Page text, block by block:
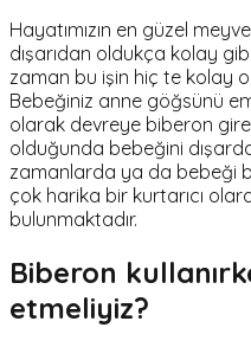
Hayatımızın en güzel
dışarıdan oldukça kolay
zaman bu işin hiç te kolay
Bebeğiniz anne göğsünü
olarak devreye biberon
olduğunda bebeğini
zamanlarda ya da bebeği
çok harika bir kurtarıcı
bulunmaktadır.
Biberon
etmeliyiz?